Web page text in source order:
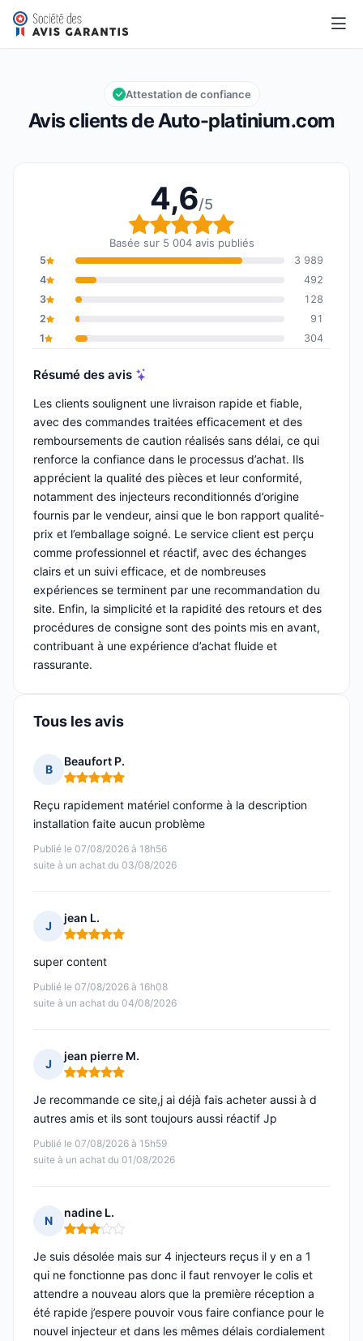
Auto-platinium.com
Note globale : 4,6 sur 5
4,6/5
Avis clients de Auto-platinium.com
Attestation de confiance
4,6/5
Note globale : 4,6 sur 5
Basée sur 5 004 avis publiés
5
3 989
4
492
3
128
2
91
1
304
Résumé des avis
Les clients soulignent une livraison rapide et fiable,
avec des commandes traitées efficacement et des
remboursements de caution réalisés sans délai, ce qui
renforce la confiance dans le processus d’achat. Ils
apprécient la qualité des pièces et leur conformité,
notamment des injecteurs reconditionnés d’origine
fournis par le vendeur, ainsi que le bon rapport qualité-
prix et l’emballage soigné. Le service client est perçu
comme professionnel et réactif, avec des échanges
clairs et un suivi efficace, et de nombreuses
expériences se terminent par une recommandation du
site. Enfin, la simplicité et la rapidité des retours et des
procédures de consigne sont des points mis en avant,
contribuant à une expérience d’achat fluide et
rassurante.
Tous les avis
B
Beaufort P.
Note : 5 sur 5
Publié le 07/08/2026 à 18h56
suite à un achat du 03/08/2026
Reçu rapidement matériel conforme à la description
installation faite aucun problème
J
jean L.
Note : 5 sur 5
Publié le 07/08/2026 à 16h08
suite à un achat du 04/08/2026
super content
J
jean pierre M.
Note : 5 sur 5
Publié le 07/08/2026 à 15h59
suite à un achat du 01/08/2026
Je recommande ce site,j ai déjà fais acheter aussi à d
autres amis et ils sont toujours aussi réactif Jp
N
nadine L.
Note : 3 sur 5
Je suis désolée mais sur 4 injecteurs reçus il y en a 1
qui ne fonctionne pas donc il faut renvoyer le colis et
attendre a nouveau alors que la première réception a
été rapide j’espere pouvoir vous faire confiance pour le
nouvel injecteur et dans les mêmes délais cordialement